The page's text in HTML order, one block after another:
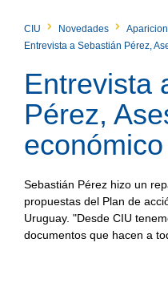
CIU Novedades
Entrevista a Sebastián Pérez,
Entrevista
Pérez,
Sebastián Pérez hizo un
propuestas del Plan de
Uruguay. "Desde CIU
documentos que hacen a